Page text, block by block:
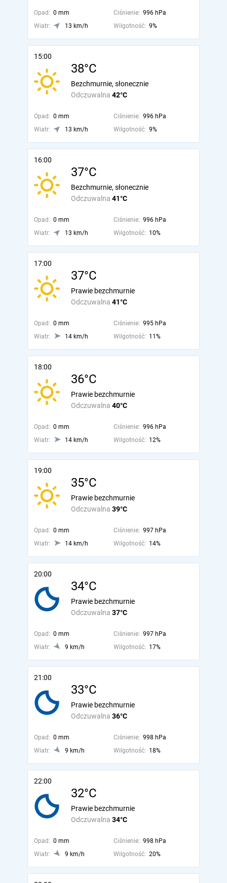
Opad: 0 mm Ciśnienie: 996 hPa
Wiatr:
13 km/h Wilgotność: 9%
15:00
38°C
Odczuwalna 42°C
Bezchmurnie, słonecznie
Opad: 0 mm Ciśnienie: 996 hPa
Wiatr:
13 km/h Wilgotność: 9%
16:00
37°C
Odczuwalna 41°C
Bezchmurnie, słonecznie
Opad: 0 mm Ciśnienie: 996 hPa
Wiatr:
13 km/h Wilgotność: 10%
17:00
37°C
Odczuwalna 41°C
Prawie bezchmurnie
Opad: 0 mm Ciśnienie: 995 hPa
Wiatr:
14 km/h Wilgotność: 11%
18:00
36°C
Odczuwalna 40°C
Prawie bezchmurnie
Opad: 0 mm Ciśnienie: 996 hPa
Wiatr:
14 km/h Wilgotność: 12%
19:00
35°C
Odczuwalna 39°C
Prawie bezchmurnie
Opad: 0 mm Ciśnienie: 997 hPa
Wiatr:
14 km/h Wilgotność: 14%
20:00
34°C
Odczuwalna 37°C
Prawie bezchmurnie
Opad: 0 mm Ciśnienie: 997 hPa
Wiatr:
9 km/h Wilgotność: 17%
21:00
33°C
Odczuwalna 36°C
Prawie bezchmurnie
Opad: 0 mm Ciśnienie: 998 hPa
Wiatr:
9 km/h Wilgotność: 18%
22:00
32°C
Odczuwalna 34°C
Prawie bezchmurnie
Opad: 0 mm Ciśnienie: 998 hPa
Wiatr:
9 km/h Wilgotność: 20%